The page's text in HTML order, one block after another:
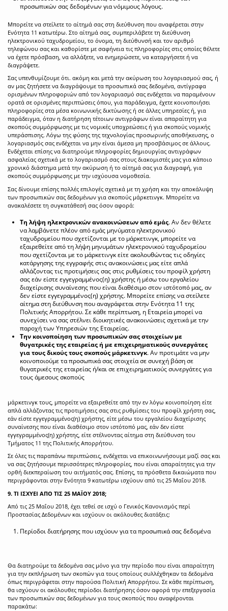
προσωπικών σας δεδομένων για νόμιμους λόγους.
Μπορείτε να στείλετε το αίτημά σας στη διεύθυνση που αναφέρεται στην
Ενότητα 11 κατωτέρω. Στο αίτημά σας, συμπεριλάβετε τη διεύθυνση
ηλεκτρονικού ταχυδρομείου, το όνομα, τη διεύθυνσή και τον αριθμό
τηλεφώνου σας και καθορίστε με σαφήνεια τις πληροφορίες στις οποίες θέλετε
να έχετε πρόσβαση, να αλλάξετε, να ενημερώσετε, να καταργήσετε ή να
διαγράψετε.
Σας υπενθυμίζουμε ότι. ακόμη και μετά την ακύρωση του λογαριασμού σας, ή
αν μας ζητήσετε να διαγράψουμε τα προσωπικά σας δεδομένα, αντίγραφα
ορισμένων πληροφοριών από τον λογαριασμό σας ενδέχεται να παραμένουν
ορατά σε ορισμένες περιπτώσεις όπου, για παράδειγμα, έχετε κοινοποιήσει
πληροφορίες στα μέσα κοινωνικής δικτύωσης ή σε άλλες υπηρεσίες ή, για
παράδειγμα, όταν η διατήρηση τέτοιων αντιγράφων είναι απαραίτητη για
σκοπούς συμμόρφωσης με τις νομικές υποχρεώσεις ή για σκοπούς νομικής
υπεράσπισης. Λόγω της φύσης της τεχνολογίας προσωρινής αποθήκευσης, ο
λογαριασμός σας ενδέχεται να μην είναι άμεσα μη προσβάσιμος σε άλλους.
Ενδέχεται επίσης να διατηρούμε πληροφορίες δημιουργίας αντιγράφων
ασφαλείας σχετικά με το λογαριασμό σας στους διακομιστές μας για κάποιο
χρονικό διάστημα μετά την ακύρωση ή το αίτημά σας για διαγραφή, για
σκοπούς συμμόρφωσης με την ισχύουσα νομοθεσία.
Σας δίνουμε επίσης πολλές επιλογές σχετικά με τη χρήση και την αποκάλυψη
των προσωπικών σας δεδομένων για σκοπούς μάρκετινγκ. Μπορείτε να
ανακαλέσετε τη συγκατάθεσή σας όσον αφορά:
Τη λήψη ηλεκτρονικών ανακοινώσεων από εμάς. Αν δεν θέλετε
να λαμβάνετε πλέον από εμάς μηνύματα ηλεκτρονικού
ταχυδρομείου που σχετίζονται με το μάρκετινγκ, μπορείτε να
εξαιρεθείτε από τη λήψη μηνυμάτων ηλεκτρονικού ταχυδρομείου
που σχετίζονται με το μάρκετινγκ είτε ακολουθώντας τις οδηγίες
κατάργησης της εγγραφής στις ανακοινώσεις μας είτε απλά
αλλάζοντας τις προτιμήσεις σας στις ρυθμίσεις του προφίλ χρήστη
σας εάν είστε εγγεγραμμένος(η) χρήστης ή μέσω του εργαλείου
διαχείρισης συναίνεσης που είναι διαθέσιμο στον ιστότοπό μας, αν
δεν είστε εγγεγραμμένος(η) χρήστης. Μπορείτε επίσης να στείλετε
αίτημα στη διεύθυνση που αναγράφεται στην Ενότητα 11 της
Πολιτικής Απορρήτου. Σε κάθε περίπτωση, η Εταιρεία μπορεί να
συνεχίσει να σας στέλνει διοικητικές ανακοινώσεις σχετικά με την
παροχή των Υπηρεσιών της Εταιρείας.
Την κοινοποίηση των προσωπικών σας στοιχείων με
θυγατρικές της εταιρείας ή με επιχειρηματικούς συνεργάτες
για τους δικούς τους σκοπούς μάρκετινγκ. Αν προτιμάτε να μην
κοινοποιούμε τα προσωπικά σας στοιχεία σε συνεχή βάση σε
θυγατρικές της εταιρείας ή/και σε επιχειρηματικούς συνεργάτες για
τους άμεσους σκοπούς
μάρκετινγκ τους, μπορείτε να εξαιρεθείτε από την εν λόγω κοινοποίηση είτε
απλά αλλάζοντας τις προτιμήσεις σας στις ρυθμίσεις του προφίλ χρήστη σας,
εάν είστε εγγεγραμμένος(η) χρήστης, είτε μέσω του εργαλείου διαχείρισης
συναίνεσης που είναι διαθέσιμο στον ιστότοπό μας, εάν δεν είστε
εγγεγραμμένος(η) χρήστης, είτε στέλνοντας αίτημα στη διεύθυνση του
Τμήματος 11 της Πολιτικής Απορρήτου.
Σε όλες τις παραπάνω περιπτώσεις, ενδέχεται να επικοινωνήσουμε μαζί σας και
να σας ζητήσουμε περισσότερες πληροφορίες, που είναι απαραίτητες για την
ορθή διεκπεραίωση του αιτήματός σας. Επίσης, τα πρόσθετα δικαιώματα που
περιγράφονται στην Ενότητα 9 κατωτέρω ισχύουν από τις 25 Μαΐου 2018.
9. ΤΙ ΙΣΧΥΕΙ ΑΠΟ ΤΙΣ 25 ΜΑΪΟΥ 2018;
Από τις 25 Μαΐου 2018, έχει τεθεί σε ισχύ ο Γενικός Κανονισμός περί
Προστασίας Δεδομένων και ισχύουν οι ακόλουθες διατάξεις:
Περίοδοι διατήρησης που ισχύουν για τα προσωπικά σας δεδομένα
Θα διατηρούμε τα δεδομένα σας μόνο για την περίοδο που είναι απαραίτητη
για την εκπλήρωση των σκοπών για τους οποίους συλλέχθηκαν τα δεδομένα
όπως περιγράφεται στην παρούσα Πολιτική Απορρήτου. Σε κάθε περίπτωση,
θα ισχύουν οι ακόλουθες περίοδοι διατήρησης όσον αφορά την επεξεργασία
των προσωπικών σας δεδομένων για τους σκοπούς που αναφέρονται
παρακάτω: